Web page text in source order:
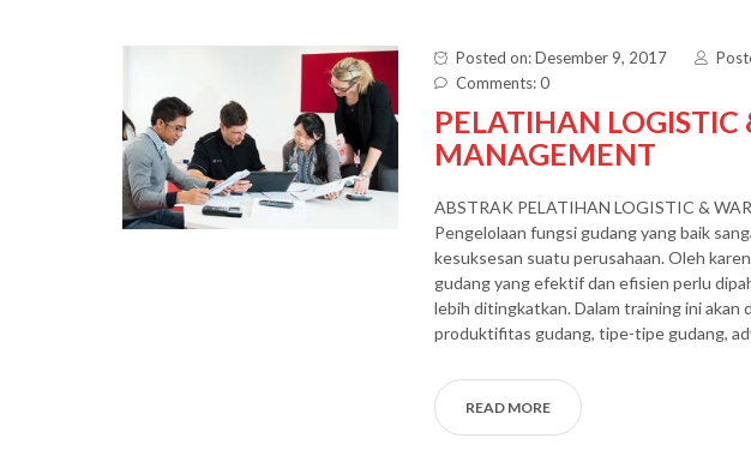
Posted on: Desember 9, 2017
Comments: 0
PELATIHAN LOGISTIC
MANAGEMENT
ABSTRAK PELATIHAN LOGISTIC &
Pengelolaan fungsi gudang yang baik
kesuksesan suatu perusahaan. Oleh
gudang yang efektif dan efisien perlu
lebih ditingkatkan. Dalam training ini akan
produktifitas gudang, tipe-tipe gudang,
READ MORE